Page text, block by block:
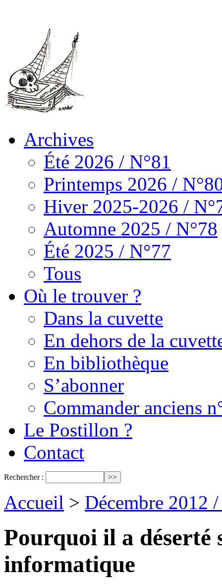
Archives
Été 2026 / N°81
Printemps 2026 /
Hiver 2025-2026 /
Automne 2025 / N°78
Été 2025 / N°77
Tous
Où le trouver ?
Dans la cuvette
En dehors de la
En bibliothèque
S’abonner
Commander anciens
Le Postillon ?
Contact
Rechercher :
Accueil > Décembre 2012
Pourquoi il a déserté
informatique